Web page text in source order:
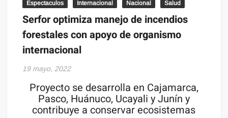
Espectaculos Internacional Nacional Salud
Serfor optimiza manejo de incendios
forestales con apoyo de organismo
internacional
19 mayo, 2022
Proyecto se desarrolla en Cajamarca,
Pasco, Huánuco, Ucayali y Junín y
contribuye a conservar ecosistemas